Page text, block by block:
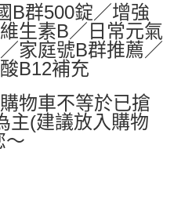
運費
運費
B群500錠／增強
生素B／日常元氣
家庭號B群推薦／
B12補充
物車不等於已搶
主(建議放入購物
～